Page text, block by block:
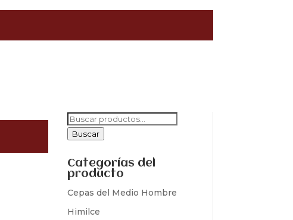
Buscar
por:
Buscar
Categorías del
producto
Cepas del Medio Hombre
Himilce